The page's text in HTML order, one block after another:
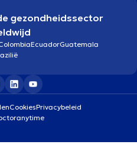
gezondheidssector
EcuadorGuatemala
CookiesPrivacybeleid